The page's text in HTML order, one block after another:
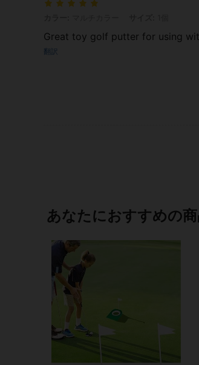
Great toy golf putter for using
翻訳
あなたにおすすめの商